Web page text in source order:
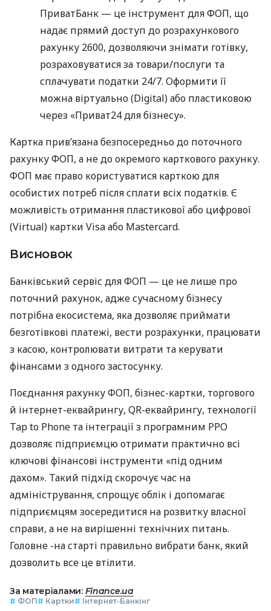
ПриватБанк — це інструмент для ФОП, що
надає прямий доступ до розрахункового
рахунку 2600, дозволяючи знімати готівку,
розраховуватися за товари/послуги та
сплачувати податки 24/7. Оформити її
можна віртуально (Digital) або пластиковою
через «Приват24 для бізнесу».
Картка прив’язана безпосередньо до поточного
рахунку ФОП, а не до окремого карткового рахунку.
ФОП має право користуватися карткою для
особистих потреб після сплати всіх податків. Є
можливість отримання пластикової або цифрової
(Virtual) картки Visa або Mastercard.
Висновок
Банківський сервіс для ФОП — це не лише про
поточний рахунок, адже сучасному бізнесу
потрібна екосистема, яка дозволяє приймати
безготівкові платежі, вести розрахунки, працювати
з касою, контролювати витрати та керувати
фінансами з одного застосунку.
Поєднання рахунку ФОП, бізнес-картки, торгового
й інтернет-еквайрингу, QR-еквайрингу, технології
Tap to Phone та інтеграції з програмним РРО
дозволяє підприємцю отримати практично всі
ключові фінансові інструменти «під одним
дахом». Такий підхід скорочує час на
адміністрування, спрощує облік і допомагає
підприємцям зосередитися на розвитку власної
справи, а не на вирішенні технічних питань.
Головне -на старті правильно вибрати банк, який
дозволить все це втілити.
За матеріалами: Finance.ua
# ФОП# Картки# Інтернет-Банкінг